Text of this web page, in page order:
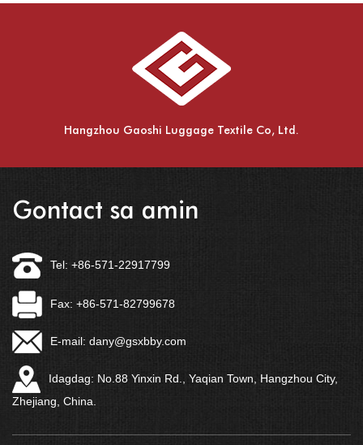
Hangzhou Gaoshi Luggage Textile Co, Ltd.
Gontact sa amin
Tel: +86-571-22917799
Fax: +86-571-82799678
E-mail: dany@gsxbby.com
Idagdag: No.88 Yinxin Rd., Yaqian Town, Hangzhou City,
Zhejiang, China.